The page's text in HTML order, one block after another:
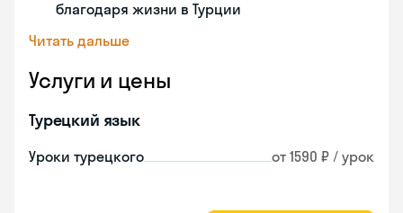
благодаря жизни в Турции
Читать дальше
Услуги и цены
Турецкий язык
Уроки турецкого от 1590 ₽ / урок